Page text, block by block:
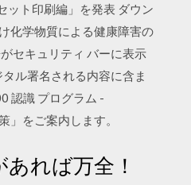
ット印刷編」を発表 ダウン
化学物質による健康障害の
セキュリティ バーに表示
ル署名される内容に含ま
認識 プログラム -
」をご案内します。
れば万全！